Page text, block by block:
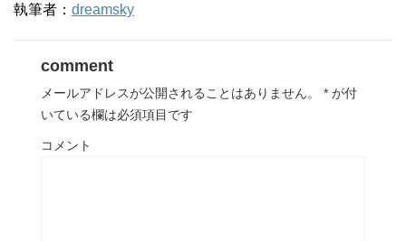
執筆者： dreamsky
comment
メールアドレスが公開されることはありません。 * が付
いている欄は必須項目です
コメント